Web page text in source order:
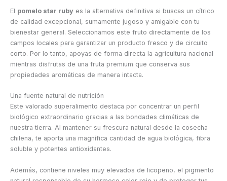
El pomelo star ruby es la alternativa definitiva si buscas un cítrico
de calidad excepcional, sumamente jugoso y amigable con tu
bienestar general. Seleccionamos este fruto directamente de los
campos locales para garantizar un producto fresco y de circuito
corto. Por lo tanto, apoyas de forma directa la agricultura nacional
mientras disfrutas de una fruta premium que conserva sus
propiedades aromáticas de manera intacta.
Una fuente natural de nutrición
Este valorado superalimento destaca por concentrar un perfil
biológico extraordinario gracias a las bondades climáticas de
nuestra tierra. Al mantener su frescura natural desde la cosecha
chilena, te aporta una magnífica cantidad de agua biológica, fibra
soluble y potentes antioxidantes.
Además, contiene niveles muy elevados de licopeno, el pigmento